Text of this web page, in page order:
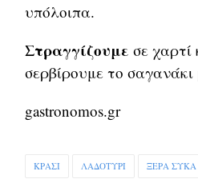
υπόλοιπα.
Στραγγίζουμε σε χαρτί
σερβίρουμε το
gastronomos.gr
ΚΡΑΣΙ ΛΑΔΟΤΥΡΙ ΞΕΡΑ ΣΥΚΑ